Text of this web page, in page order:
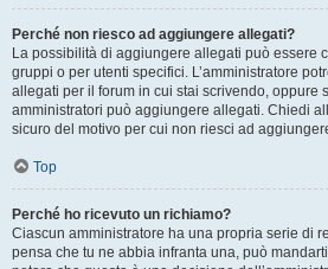
Perché non riesco ad aggiungere allegati?
La possibilità di aggiungere allegati può essere
gruppi o per utenti specifici. L’amministratore
allegati per il forum in cui stai scrivendo, oppure
amministratori può aggiungere allegati. Chiedi
sicuro del motivo per cui non riesci ad
Top
Perché ho ricevuto un richiamo?
Ciascun amministratore ha una propria serie di
pensa che tu ne abbia infranta una, può